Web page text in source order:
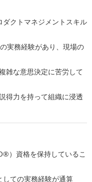
ダクトマネジメントスキル
実務経験があり、現場の
雑な意思決定に苦労して
得力を持って組織に浸透
）資格を保持しているこ
しての実務経験が通算